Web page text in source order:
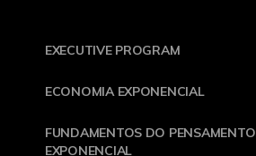
EXECUTIVE PROGRAM
ECONOMIA EXPONENCIAL
FUNDAMENTOS DO PENSAMENTO
EXPONENCIAL